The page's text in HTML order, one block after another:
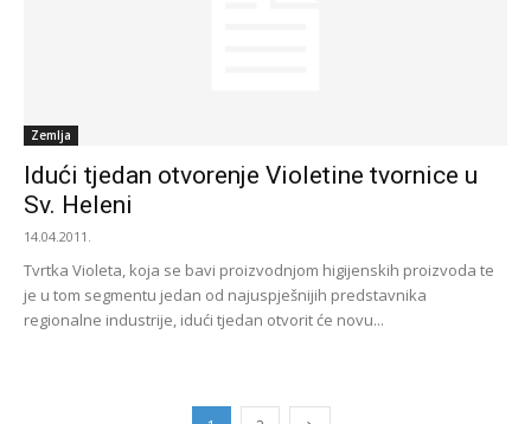
Zemlja
Idući tjedan otvorenje Violetine tvornice u
Sv. Heleni
14.04.2011.
Tvrtka Violeta, koja se bavi proizvodnjom higijenskih proizvoda te
je u tom segmentu jedan od najuspješnijih predstavnika
regionalne industrije, idući tjedan otvorit će novu...